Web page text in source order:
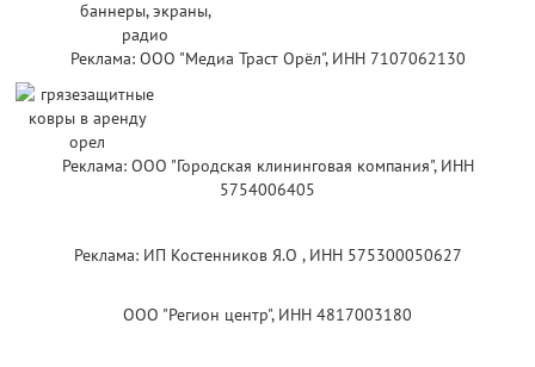
Реклама: ООО "Медиа Траст Орёл", ИНН 7107062130
Реклама: ООО "Городская клининговая компания", ИНН
5754006405
Реклама: ИП Костенников Я.О , ИНН 575300050627
ООО "Регион центр", ИНН 4817003180